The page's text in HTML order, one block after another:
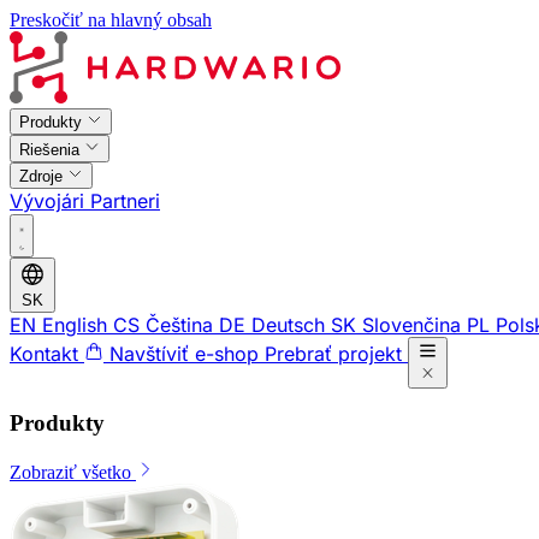
Preskočiť na hlavný obsah
Produkty
Riešenia
Zdroje
Vývojári Partneri
SK
EN English CS Čeština DE Deutsch SK Slovenčina PL
Kontakt
Navštíviť e-shop Prebrať projekt
Produkty
Zobraziť všetko